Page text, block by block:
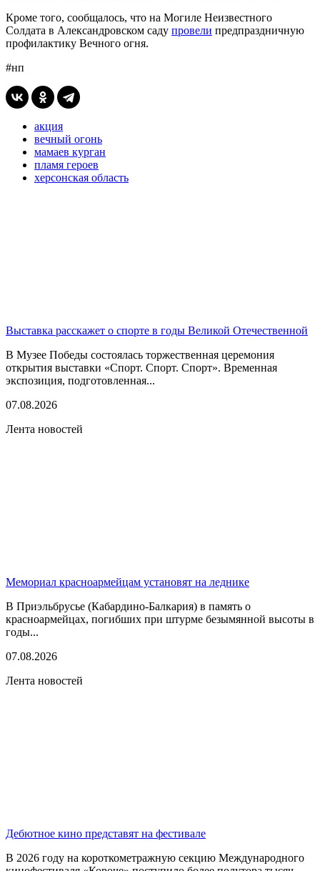
Кроме того, сообщалось, что на Могиле Неизвестного
Солдата в Александровском саду провели предпраздничную
профилактику Вечного огня.
#нп
акция
вечный огонь
мамаев курган
пламя героев
херсонская область
Выставка расскажет о спорте в годы Великой Отечественной
В Музее Победы состоялась торжественная церемония
открытия выставки «Спорт. Спорт. Спорт». Временная
экспозиция, подготовленная...
07.08.2026
Лента новостей
Мемориал красноармейцам установят на леднике
В Приэльбрусье (Кабардино-Балкария) в память о
красноармейцах, погибших при штурме безымянной высоты в
годы...
07.08.2026
Лента новостей
Дебютное кино представят на фестивале
В 2026 году на короткометражную секцию Международного